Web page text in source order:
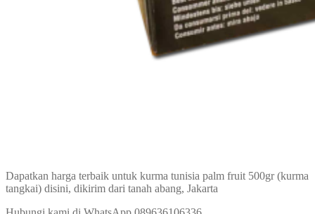
Dapatkan harga terbaik untuk kurma tunisia palm fruit 500gr (kurma
tangkai) disini, dikirim dari tanah abang, Jakarta